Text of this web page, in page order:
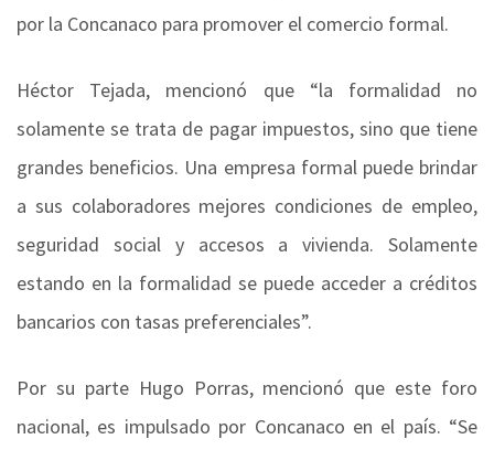
por la Concanaco para promover el comercio formal.
Héctor Tejada, mencionó que “la formalidad no
solamente se trata de pagar impuestos, sino que tiene
grandes beneficios. Una empresa formal puede brindar
a sus colaboradores mejores condiciones de empleo,
seguridad social y accesos a vivienda. Solamente
estando en la formalidad se puede acceder a créditos
bancarios con tasas preferenciales”.
Por su parte Hugo Porras, mencionó que este foro
nacional, es impulsado por Concanaco en el país. “Se